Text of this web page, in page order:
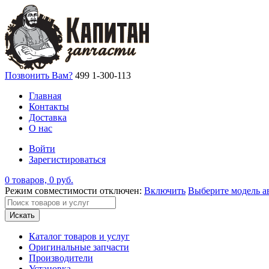
Позвонить Вам? 499 1-300-113
Главная
Контакты
Доставка
О нас
Войти
Зарегистироваться
0 товаров, 0 руб.
Режим совместимости отключен: Включить Выберите модель
Искать
Каталог товаров и услуг
Оригинальные запчасти
Производители